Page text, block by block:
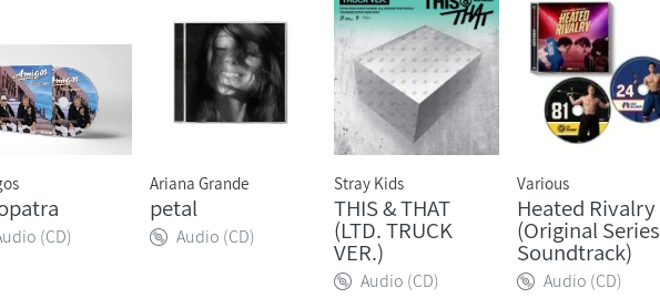
(CD)
Ariana Grande
petal
Audio (CD)
Stray Kids
THIS & THAT
(LTD. TRUCK
VER.)
Audio (CD)
Various
Heated Rivalry
(Original Series
Soundtrack)
Audio (CD)